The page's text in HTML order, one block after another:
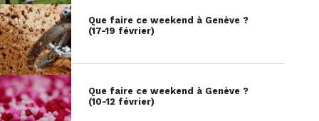
Que faire ce weekend à Genève ?
(17-19 février)
Que faire ce weekend à Genève ?
(10-12 février)